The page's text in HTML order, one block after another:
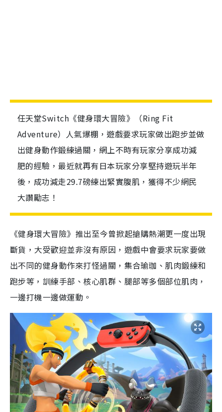
任天堂Switch《健身環大冒險》（Ring Fit
Adventure）人氣爆棚，遊戲要求玩家做出跑步並做
出健身動作鍛練過關，網上不時有玩家分享成功減
肥的經驗，最近就再有日本玩家分享堅持遊玩半年
後，成功減走29.7磅練出緊實腹肌，獲得不少網民
大讚勵志！
《健身環大冒險》推出至今曾掀起搶購熱潮更一度出現
斷貨，大受歡迎並非沒有原因，遊戲中會要求玩家要做
出不同的健身動作來打怪過關，集合瑜珈、肌肉鍛練和
跑步等，訓練手部、核心肌群、腿部等多個部位肌肉，
一邊打機一邊做運動。